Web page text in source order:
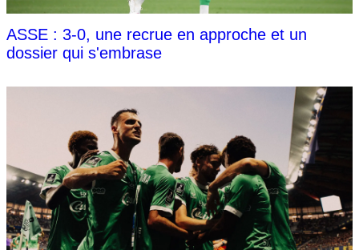
ASSE : 3-0, une recrue en approche et un
dossier qui s'embrase